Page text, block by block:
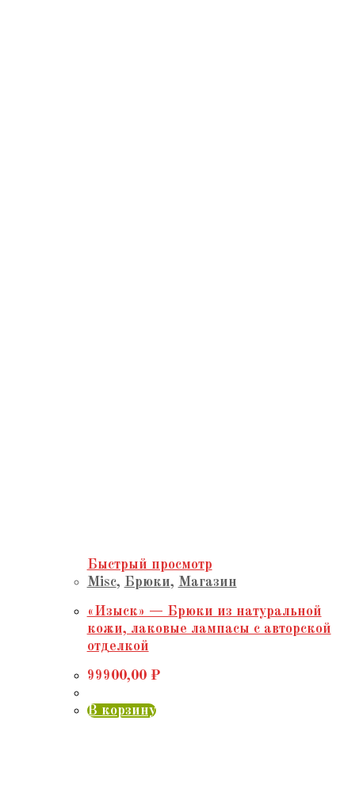
Быстрый просмотр
Misc, Брюки, Магазин
«Изыск» — Брюки из натуральной
кожи, лаковые лампасы с авторской
отделкой
99900,00 ₽
В корзину